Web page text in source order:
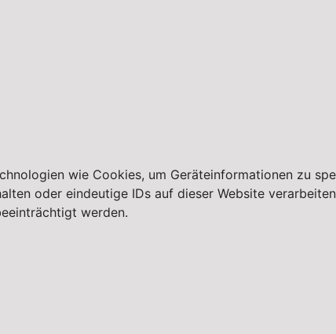
wie Cookies, um Geräteinformationen zu
oder eindeutige IDs auf dieser Website
werden.